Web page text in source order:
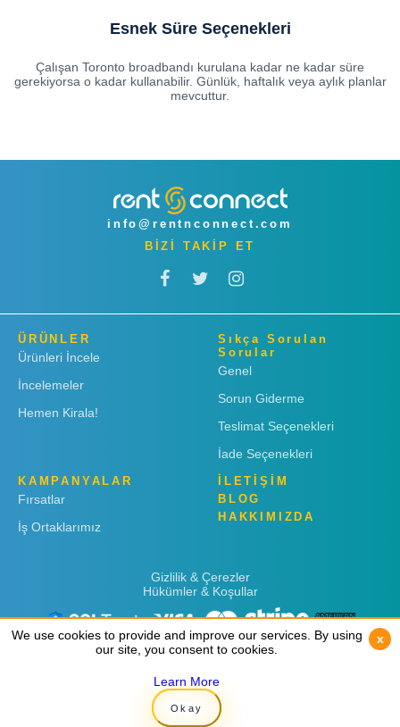
Esnek Süre Seçenekleri
Çalışan Toronto broadbandı kurulana kadar ne kadar süre
gerekiyorsa o kadar kullanabilir. Günlük, haftalık veya aylık planlar
mevcuttur.
info@rentnconnect.com
BİZİ TAKİP ET
ÜRÜNLER
Ürünleri İncele
İncelemeler
Hemen Kirala!
Sıkça Sorulan
Sorular
Genel
Sorun Giderme
Teslimat Seçenekleri
İade Seçenekleri
KAMPANYALAR
Fırsatlar
İş Ortaklarımız
İLETİŞİM
BLOG
HAKKIMIZDA
Gizlilik & Çerezler
Hükümler & Koşullar
Copyright © 2019 Rent 'n Connect
We use cookies to provide and improve our services. By using
our site, you consent to cookies.
Learn More
Okay
x
We use cookies to provide and improve our services. By using
our site, you consent to cookies.
Learn More
Okay
x